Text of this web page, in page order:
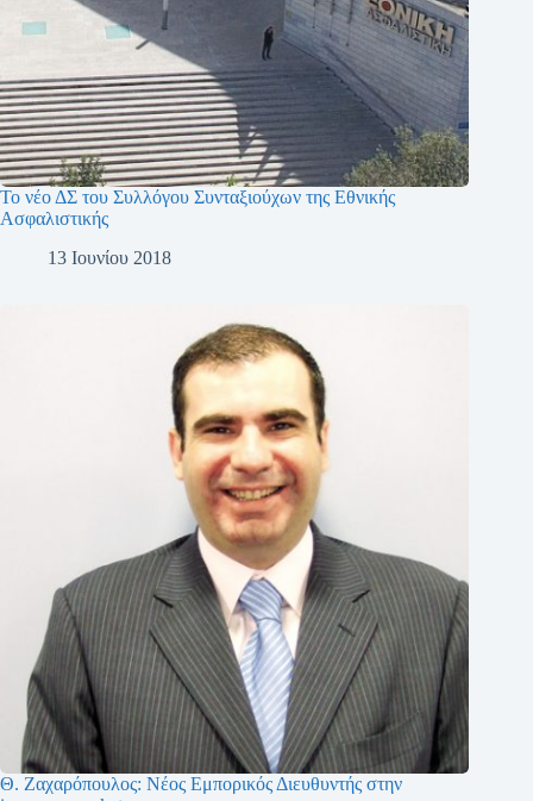
Το νέο ΔΣ του Συλλόγου Συνταξιούχων της Εθνικής
Ασφαλιστικής
13 Ιουνίου 2018
Θ. Ζαχαρόπουλος: Νέος Εμπορικός Διευθυντής στην